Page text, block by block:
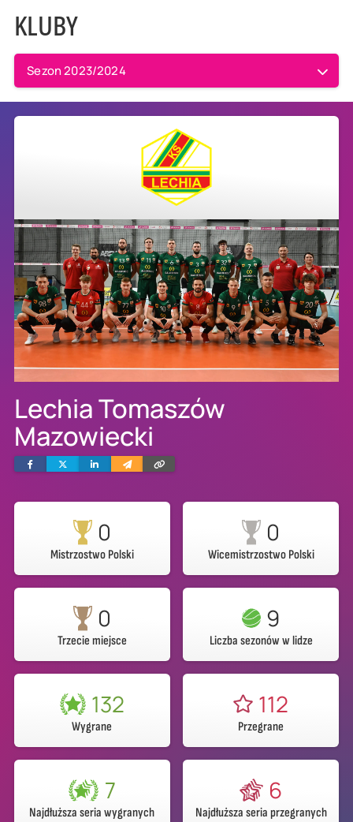
KLUBY
Sezon 2023/2024
Lechia Tomaszów
Mazowiecki
FacebookTwitterLinkedinWyślij
e-
Skopiuj
link
0
Mistrzostwo Polski
0
Wicemistrzostwo Polski
0
Trzecie miejsce
9
Liczba sezonów w lidze
132
Wygrane
112
Przegrane
7
Najdłuższa seria wygranych
6
Najdłuższa seria przegranych